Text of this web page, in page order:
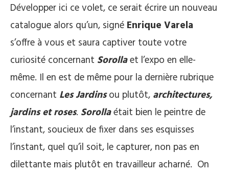
Développer ici ce volet, ce serait écrire un nouveau
catalogue alors qu’un, signé Enrique Varela
s’offre à vous et saura captiver toute votre
curiosité concernant Sorollaet l’expo en elle-
même. Il en est de même pour la dernière rubrique
concernant Les Jardinsou plutôt, architectures,
jardins et roses. Sorollaétait bien le peintre de
l’instant, soucieux de fixer dans ses esquisses
l’instant, quel qu’il soit, le capturer, non pas en
dilettante mais plutôt en travailleur acharné. On